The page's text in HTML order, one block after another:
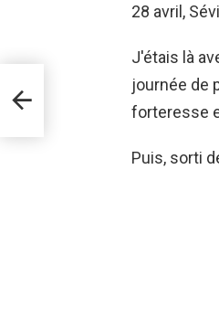
28 avril,
J'étais là
journée de
forteresse
Puis, sorti
du